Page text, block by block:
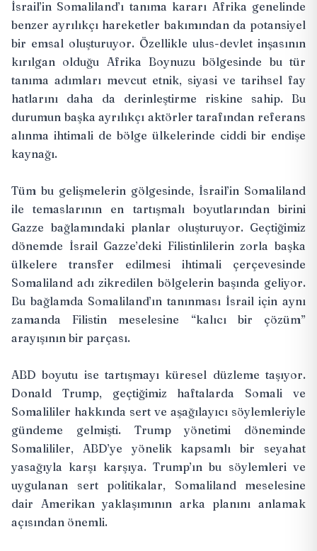
İsrail’in Somaliland’ı tanıma kararı Afrika genelinde
benzer ayrılıkçı hareketler bakımından da potansiyel
bir emsal oluşturuyor. Özellikle ulus-devlet inşasının
kırılgan olduğu Afrika Boynuzu bölgesinde bu tür
tanıma adımları mevcut etnik, siyasi ve tarihsel fay
hatlarını daha da derinleştirme riskine sahip. Bu
durumun başka ayrılıkçı aktörler tarafından referans
alınma ihtimali de bölge ülkelerinde ciddi bir endişe
kaynağı.
Tüm bu gelişmelerin gölgesinde, İsrail’in Somaliland
ile temaslarının en tartışmalı boyutlarından birini
Gazze bağlamındaki planlar oluşturuyor. Geçtiğimiz
dönemde İsrail Gazze’deki Filistinlilerin zorla başka
ülkelere transfer edilmesi ihtimali çerçevesinde
Somaliland adı zikredilen bölgelerin başında geliyor.
Bu bağlamda Somaliland’ın tanınması İsrail için aynı
zamanda Filistin meselesine “kalıcı bir çözüm”
arayışının bir parçası.
ABD boyutu ise tartışmayı küresel düzleme taşıyor.
Donald Trump, geçtiğimiz haftalarda Somali ve
Somalililer hakkında sert ve aşağılayıcı söylemleriyle
gündeme gelmişti. Trump yönetimi döneminde
Somalililer, ABD’ye yönelik kapsamlı bir seyahat
yasağıyla karşı karşıya. Trump’ın bu söylemleri ve
uygulanan sert politikalar, Somaliland meselesine
dair Amerikan yaklaşımının arka planını anlamak
açısından önemli.